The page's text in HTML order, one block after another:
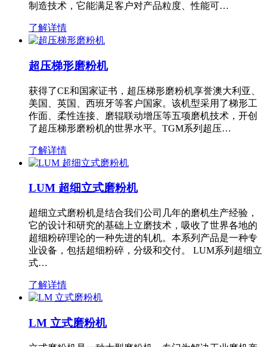
制造技术，它能满足客户对产品粒度、性能可…
了解详情
超压梯形磨粉机
获得了CE和国家证书，超压梯形磨粉机享誉澳大利亚、
美国、英国、西班牙等客户国家。该机型采用了梯形工
作面、柔性连接、磨辊联动增压等五项磨机技术，开创
了超压梯形磨粉机的世界水平。TGM系列超压…
了解详情
LUM 超细立式磨粉机
超细立式磨粉机是结合我们公司几年的磨机生产经验，
它的设计和研究的基础上立磨技术，吸收了世界各地的
超细粉碎理论的一种先进的轧机。本系列产品是一种专
业设备，包括超细粉碎，分级和交付。 LUM系列超细立
式…
了解详情
LM 立式磨粉机